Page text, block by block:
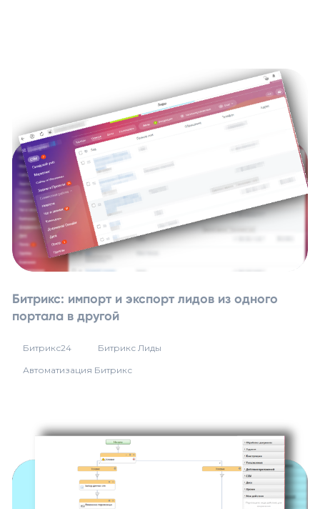
Битрикс: импорт и экспорт лидов из одного
портала в другой
Битрикс24 Битрикс Лиды
Автоматизация Битрикс